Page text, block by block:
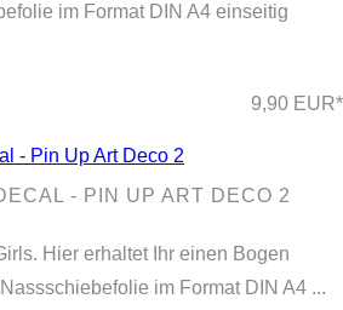
im Format DIN A4 einseitig
9,90 EUR*
- PIN UP ART DECO 2
Hier erhaltet Ihr einen Bogen
im Format DIN A4 ...